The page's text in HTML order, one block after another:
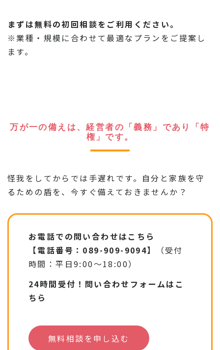
まずは無料の初回相談をご利用ください。
※業種・規模に合わせて最適なプランをご提案し
ます。
万が一の備えは、経営者の「義務」であり「特
権」です。
怪我をしてからでは手遅れです。自分と家族を守
るための盾を、今すぐ備えておきませんか？
お電話での問い合わせはこちら
【電話番号：089-909-9094】
（受付
時間：平日9:00〜18:00）
24時間受付！問い合わせフォームはこ
ちら
無料相談を申し込む